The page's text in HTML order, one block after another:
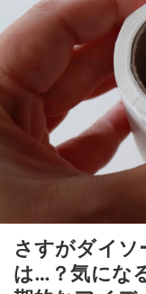
さすがダイソ
は…？気にな